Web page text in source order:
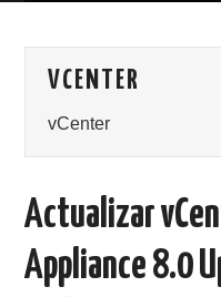
ACERCA DE
POLÍTICA DE PRIVACIDAD
VCENTER
vCenter
Actualizar
Appliance 8.0